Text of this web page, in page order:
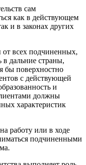
сам
как в действующем
и в законах других
от всех подчиненных,
в дальние страны,
бы поверхностно
с действующей
и
должны
характеристик
работу или в ходе
подчиненными